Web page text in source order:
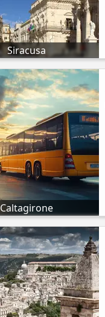
Siracusa
Caltagirone